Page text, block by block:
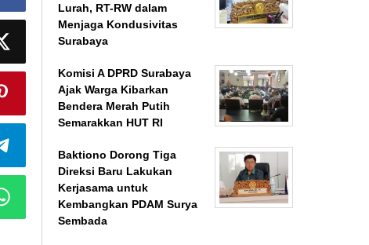
Lurah, RT-RW dalam
Menjaga Kondusivitas
Surabaya
Komisi A DPRD Surabaya
Ajak Warga Kibarkan
Bendera Merah Putih
Semarakkan HUT RI
Baktiono Dorong Tiga
Direksi Baru Lakukan
Kerjasama untuk
Kembangkan PDAM Surya
Sembada